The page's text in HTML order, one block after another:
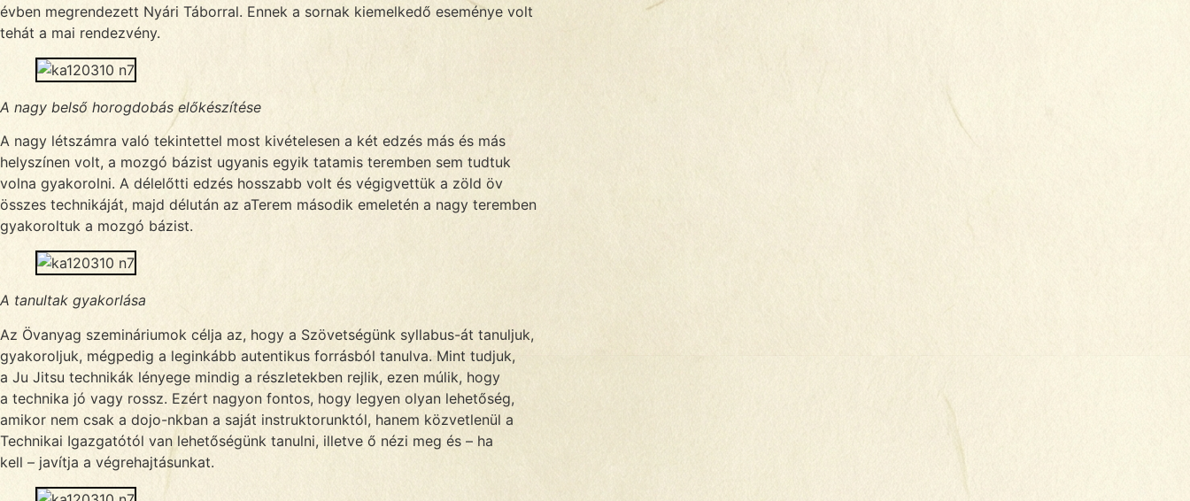
évben megrendezett Nyári Táborral. Ennek a sornak kiemelkedő eseménye volt
tehát a mai rendezvény.
A nagy belső horogdobás előkészítése
A nagy létszámra való tekintettel most kivételesen a két edzés más és más
helyszínen volt, a mozgó bázist ugyanis egyik tatamis teremben sem tudtuk
volna gyakorolni. A délelőtti edzés hosszabb volt és végigvettük a zöld öv
összes technikáját, majd délután az aTerem második emeletén a nagy teremben
gyakoroltuk a mozgó bázist.
A tanultak gyakorlása
Az Övanyag szemináriumok célja az, hogy a Szövetségünk syllabus-át tanuljuk,
gyakoroljuk, mégpedig a leginkább autentikus forrásból tanulva. Mint tudjuk,
a Ju Jitsu technikák lényege mindig a részletekben rejlik, ezen múlik, hogy
a technika jó vagy rossz. Ezért nagyon fontos, hogy legyen olyan lehetőség,
amikor nem csak a dojo-nkban a saját instruktorunktól, hanem közvetlenül a
Technikai Igazgatótól van lehetőségünk tanulni, illetve ő nézi meg és – ha
kell – javítja a végrehajtásunkat.